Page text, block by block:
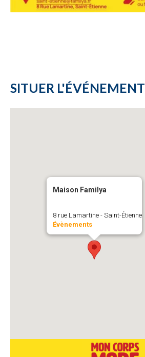
SITUER L'ÉVÉNEMENT
Maison Familya
8 rue Lamartine - Saint-Étienne
Évènements